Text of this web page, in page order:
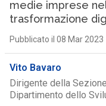
medie imprese
trasformazione
Pubblicato il 08 Mar 2023
Vito Bavaro
Dirigente della
Dipartimento dello